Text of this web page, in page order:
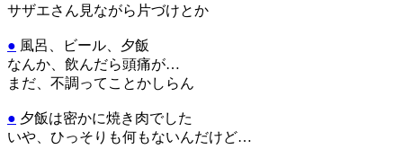
サザエさん見ながら片づけとか
● 風呂、ビール、夕飯
なんか、飲んだら頭痛が…
まだ、不調ってことかしらん
● 夕飯は密かに焼き肉でした
いや、ひっそりも何もないんだけど…